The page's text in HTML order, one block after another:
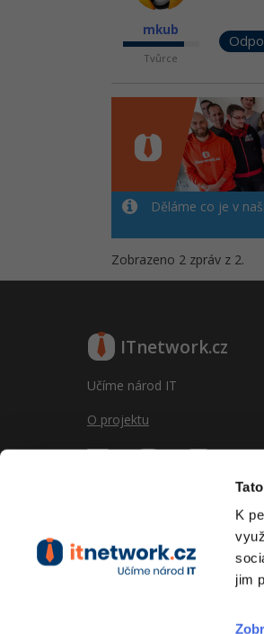
K
jim
mkub
Tvůrce
Děláme co je v
Zobrazeno 2 zpráv z 2.
ITnetwork.cz
Učíme národ IT
O projektu